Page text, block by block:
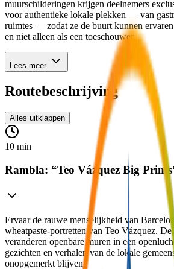
muurschilderingen krijgen deelnemers
voor authentieke lokale plekken — van
ruimtes — zodat ze de buurt kunnen
en niet alleen als een toeschouwer.
Lees meer
Routebeschrijving
Alles uitklappen
10 min
Rambla: “Teo Vázquez Big
Ervaar de rauwe menselijkheid van
wheatpaste-portretten van Teo Vázquez.
veranderen openbare muren in een
gezichten en verhalen van de lokale
onopgemerkt blijven.